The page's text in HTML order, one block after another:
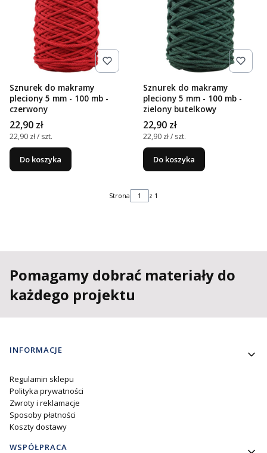
Sznurek do makramy
pleciony 5 mm - 100 mb -
czerwony
Cena
22,90 zł
Cena jednostkowa
22,90 zł / szt.
Do koszyka
Sznurek do makramy
pleciony 5 mm - 100 mb -
zielony butelkowy
Cena
22,90 zł
Cena jednostkowa
22,90 zł / szt.
Do koszyka
Strona z 1
Pomagamy dobrać materiały do
każdego projektu
Linki w stopce
INFORMACJE
Regulamin sklepu
Polityka prywatności
Zwroty i reklamacje
Sposoby płatności
Koszty dostawy
WSPÓŁPRACA